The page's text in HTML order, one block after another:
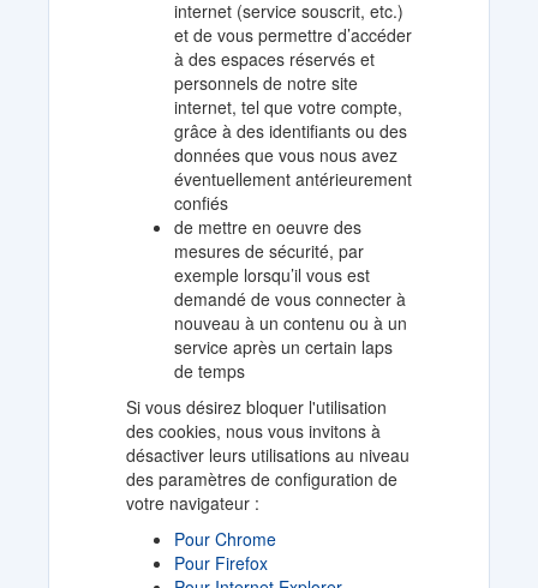
internet (service souscrit, etc.)
et de vous permettre d’accéder
à des espaces réservés et
personnels de notre site
internet, tel que votre compte,
grâce à des identifiants ou des
données que vous nous avez
éventuellement antérieurement
confiés
de mettre en oeuvre des
mesures de sécurité, par
exemple lorsqu’il vous est
demandé de vous connecter à
nouveau à un contenu ou à un
service après un certain laps
de temps
Si vous désirez bloquer l'utilisation
des cookies, nous vous invitons à
désactiver leurs utilisations au niveau
des paramètres de configuration de
votre navigateur :
Pour Chrome
Pour Firefox